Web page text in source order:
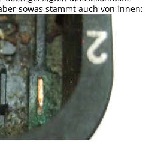
sowas stammt auch von innen: